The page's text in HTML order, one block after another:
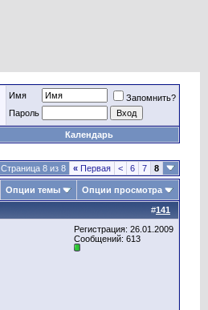
Имя
Запомнить?
Пароль
Календарь
Страница 8 из 8 « Первая < 6 7 8
Опции темы Опции просмотра
#141
Регистрация: 26.01.2009
Сообщений: 613